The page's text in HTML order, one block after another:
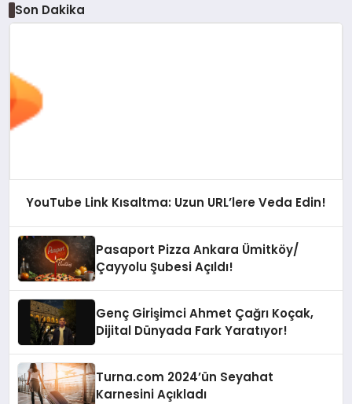
Son Dakika
YouTube Link Kısaltma: Uzun URL’lere Veda Edin!
Pasaport Pizza Ankara Ümitköy/
Çayyolu Şubesi Açıldı!
Genç Girişimci Ahmet Çağrı Koçak,
Dijital Dünyada Fark Yaratıyor!
Turna.com 2024’ün Seyahat
Karnesini Açıkladı